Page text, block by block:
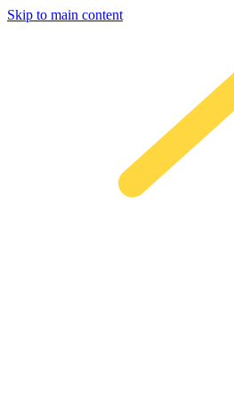
Skip to main content